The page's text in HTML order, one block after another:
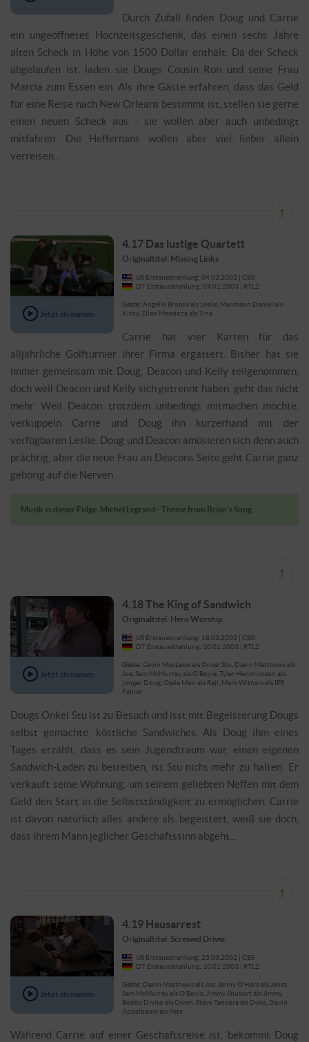
Durch Zufall finden Doug und Carrie
ein ungeöffnetes Hochzeitsgeschenk, das einen sechs Jahre
alten Scheck in Höhe von 1500 Dollar enthält. Da der Scheck
abgelaufen ist, laden sie Dougs Cousin Ron und seine Frau
Marcia zum Essen ein. Als ihre Gäste erfahren, dass das Geld
für eine Reise nach New Orleans bestimmt ist, stellen sie gerne
einen neuen Scheck aus - sie wollen aber auch unbedingt
mitfahren. Die Heffernans wollen aber viel lieber allein
verreisen...
↑
Jetzt streamen
4.17 Das lustige Quartett
Originaltitel: Missing Links
US Erstausstrahlung: 04.03.2002 | CBS
DT Erstausstrahlung: 09.01.2003 | RTL2
Gäste: Angelle Brooks als Leslie, Marshaun Daniel als
Kirby, Zilan Mendoza als Tina
Carrie hat vier Karten für das
alljährliche Golfturnier ihrer Firma ergattert. Bisher hat sie
immer gemeinsam mit Doug, Deacon und Kelly teilgenommen,
doch weil Deacon und Kelly sich getrennt haben, geht das nicht
mehr. Weil Deacon trotzdem unbedingt mitmachen möchte,
verkuppeln Carrie und Doug ihn kurzerhand mit der
verfügbaren Leslie. Doug und Deacon amüsieren sich denn auch
prächtig, aber die neue Frau an Deacons Seite geht Carrie ganz
gehörig auf die Nerven..
Musik in dieser Folge: Michel Legrand - Theme from Brian's Song
↑
Jetzt streamen
4.18 The King of Sandwich
Originaltitel: Hero Worship
US Erstausstrahlung: 18.03.2002 | CBS
DT Erstausstrahlung: 10.01.2003 | RTL2
Gäste: Gavin MacLeod als Onkel Stu, Dakin Matthews als
Joe, Sam McMurray als O'Boyle, Tyler Hendrickson als
junger Doug, Ossie Mair als Raji, Mark Withers als IPS
Fahrer
Dougs Onkel Stu ist zu Besuch und isst mit Begeisterung Dougs
selbst gemachte, köstliche Sandwiches. Als Doug ihm eines
Tages erzählt, dass es sein Jugendtraum war, einen eigenen
Sandwich-Laden zu betreiben, ist Stu nicht mehr zu halten: Er
verkauft seine Wohnung, um seinem geliebten Neffen mit dem
Geld den Start in die Selbstständigkeit zu ermöglichen. Carrie
ist davon natürlich alles andere als begeistert, weiß sie doch,
dass ihrem Mann jeglicher Geschäftssinn abgeht...
↑
Jetzt streamen
4.19 Hausarrest
Originaltitel: Screwed Driver
US Erstausstrahlung: 25.03.2002 | CBS
DT Erstausstrahlung: 10.01.2003 | RTL2
Gäste: Dakin Matthews als Joe, Jenny O'Hara als Janet,
Sam McMurray als O'Boyle, Jimmy Shubert als Jimmy,
Bobby Divito als Owen, Steve Tancora als Duke, David
Appelbaum als Pete
Während Carrie auf einer Geschäftsreise ist, bekommt Doug